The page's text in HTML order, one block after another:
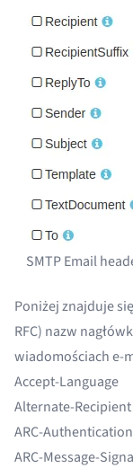
SMTP Email
Poniżej znajduje
RFC) nazw
wiadomościach e-
Accept-Language
Alternate-Recipient
ARC-
ARC-Message-